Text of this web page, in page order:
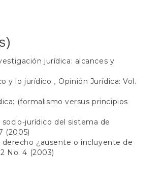
jurídica: alcances y
y lo jurídico
Opinión Jurídica: Vol.
(formalismo versus principios
socio-jurídico del sistema de
(2005)
¿ausente o incluyente de
No. 4 (2003)